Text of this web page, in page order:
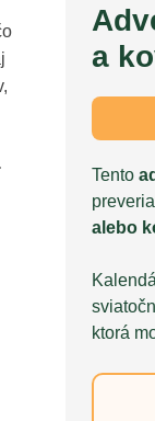
IP65
a
Tento
alebo
ktorá